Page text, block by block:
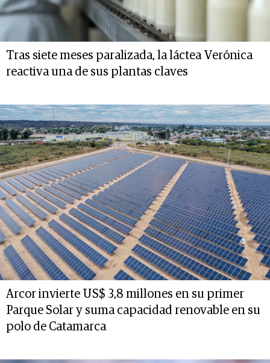
Tras siete meses paralizada, la láctea Verónica
reactiva una de sus plantas claves
Arcor invierte US$ 3,8 millones en su primer
Parque Solar y suma capacidad renovable en su
polo de Catamarca